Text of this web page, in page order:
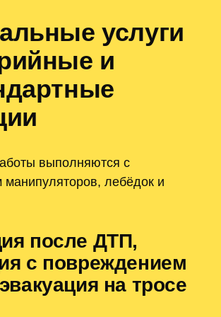
услуги
и
выполняются с
лебёдок и
после ДТП,
с повреждением
на тросе